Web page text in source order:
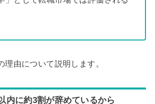
理由について説明します。
内に約3割が辞めているから